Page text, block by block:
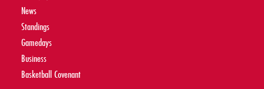
News
Standings
Gamedays
Business
Basketball Covenant